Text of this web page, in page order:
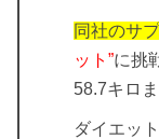
同社のサ
ット”に挑
58.7キロ
ダイエッ